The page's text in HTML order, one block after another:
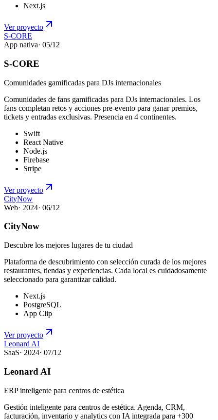
Next.js
Ver proyecto
S-CORE
App nativa· 05/12
S-CORE
Comunidades gamificadas para DJs internacionales
Comunidades de fans gamificadas para DJs internacionales. Los
fans completan retos y acciones pre-evento para ganar premios,
tickets y entradas exclusivas. Presencia en 4 continentes.
Swift
React Native
Node.js
Firebase
Stripe
Ver proyecto
CityNow
Web· 2024· 06/12
CityNow
Descubre los mejores lugares de tu ciudad
Plataforma de descubrimiento con selección curada de los mejores
restaurantes, tiendas y experiencias. Cada local es cuidadosamente
seleccionado para garantizar calidad.
Next.js
PostgreSQL
App Clip
Ver proyecto
Leonard AI
SaaS· 2024· 07/12
Leonard AI
ERP inteligente para centros de estética
Gestión inteligente para centros de estética. Agenda, CRM,
facturación, inventario y analytics con IA integrada para +300